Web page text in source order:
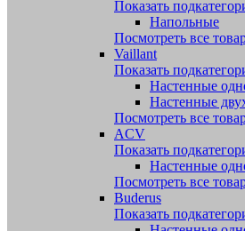
Показать
Напольные
Посмотреть все
Vaillant
Показать
Настенные
Настенные
Посмотреть все
ACV
Показать
Настенные
Посмотреть все
Buderus
Показать